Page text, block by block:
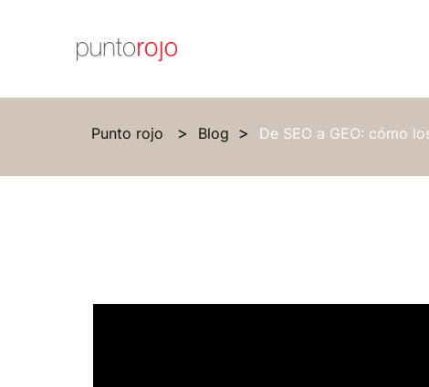
Punto rojo Blog De SEO a GEO: cómo